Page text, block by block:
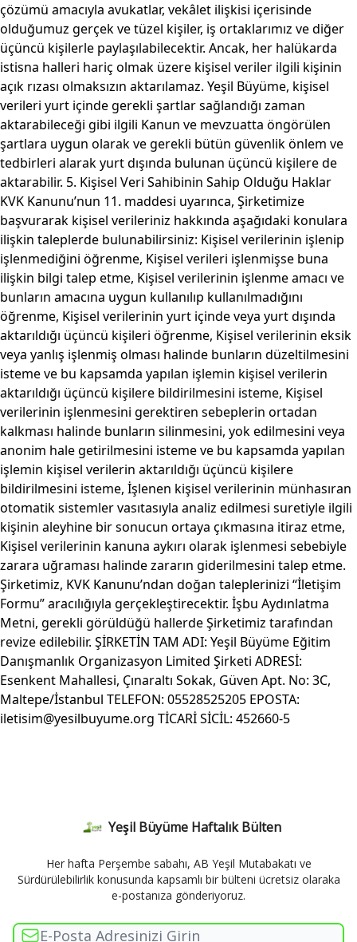
çözümü amacıyla avukatlar, vekâlet ilişkisi içerisinde
olduğumuz gerçek ve tüzel kişiler, iş ortaklarımız ve diğer
üçüncü kişilerle paylaşılabilecektir. Ancak, her halükarda
istisna halleri hariç olmak üzere kişisel veriler ilgili kişinin
açık rızası olmaksızın aktarılamaz. Yeşil Büyüme, kişisel
verileri yurt içinde gerekli şartlar sağlandığı zaman
aktarabileceği gibi ilgili Kanun ve mevzuatta öngörülen
şartlara uygun olarak ve gerekli bütün güvenlik önlem ve
tedbirleri alarak yurt dışında bulunan üçüncü kişilere de
aktarabilir. 5. Kişisel Veri Sahibinin Sahip Olduğu Haklar
KVK Kanunu’nun 11. maddesi uyarınca, Şirketimize
başvurarak kişisel verileriniz hakkında aşağıdaki konulara
ilişkin taleplerde bulunabilirsiniz: Kişisel verilerinin işlenip
işlenmediğini öğrenme, Kişisel verileri işlenmişse buna
ilişkin bilgi talep etme, Kişisel verilerinin işlenme amacı ve
bunların amacına uygun kullanılıp kullanılmadığını
öğrenme, Kişisel verilerinin yurt içinde veya yurt dışında
aktarıldığı üçüncü kişileri öğrenme, Kişisel verilerinin eksik
veya yanlış işlenmiş olması halinde bunların düzeltilmesini
isteme ve bu kapsamda yapılan işlemin kişisel verilerin
aktarıldığı üçüncü kişilere bildirilmesini isteme, Kişisel
verilerinin işlenmesini gerektiren sebeplerin ortadan
kalkması halinde bunların silinmesini, yok edilmesini veya
anonim hale getirilmesini isteme ve bu kapsamda yapılan
işlemin kişisel verilerin aktarıldığı üçüncü kişilere
bildirilmesini isteme, İşlenen kişisel verilerinin münhasıran
otomatik sistemler vasıtasıyla analiz edilmesi suretiyle ilgili
kişinin aleyhine bir sonucun ortaya çıkmasına itiraz etme,
Kişisel verilerinin kanuna aykırı olarak işlenmesi sebebiyle
zarara uğraması halinde zararın giderilmesini talep etme.
Şirketimiz, KVK Kanunu’ndan doğan taleplerinizi “İletişim
Formu” aracılığıyla gerçekleştirecektir. İşbu Aydınlatma
Metni, gerekli görüldüğü hallerde Şirketimiz tarafından
revize edilebilir. ŞİRKETİN TAM ADI: Yeşil Büyüme Eğitim
Danışmanlık Organizasyon Limited Şirketi ADRESİ:
Esenkent Mahallesi, Çınaraltı Sokak, Güven Apt. No: 3C,
Maltepe/İstanbul TELEFON: 05528525205 EPOSTA:
iletisim@yesilbuyume.org TİCARİ SİCİL: 452660-5
Yeşil Büyüme Haftalık Bülten
Her hafta Perşembe sabahı, AB Yeşil Mutabakatı ve
Sürdürülebilirlik konusunda kapsamlı bir bülteni ücretsiz olaraka
e-postanıza gönderiyoruz.